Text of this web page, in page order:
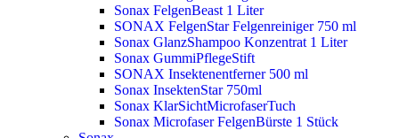
Sonax FelgenBeast 1 Liter
SONAX FelgenStar Felgenreiniger 750 ml
Sonax GlanzShampoo Konzentrat 1 Liter
Sonax GummiPflegeStift
SONAX Insektenentferner 500 ml
Sonax InsektenStar 750ml
Sonax KlarSichtMicrofaserTuch
Sonax Microfaser FelgenBürste 1 Stück